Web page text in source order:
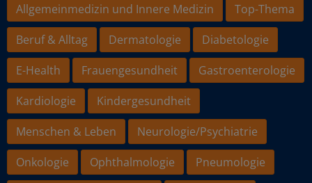
Allgemeinmedizin und Innere Medizin
Top-Thema
Beruf & Alltag
Dermatologie
Diabetologie
E-Health
Frauengesundheit
Gastroenterologie
Kardiologie
Kindergesundheit
Menschen & Leben
Neurologie/Psychiatrie
Onkologie
Ophthalmologie
Pneumologie